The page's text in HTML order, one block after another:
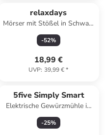
relaxdays
Mörser mit Stößel in Schwarz
- Ø 13 cm
-52%
18,99 €
UVP: 39,99 €*
5five Simply Smart
Elektrische Gewürzmühle in
schwarz
-25%